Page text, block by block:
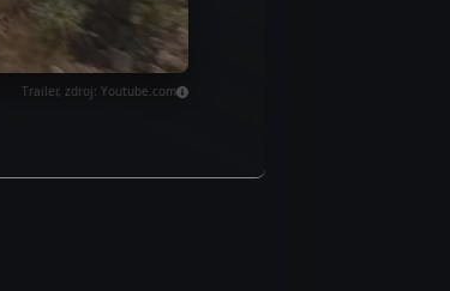
Trailer, zdroj: Youtube.com